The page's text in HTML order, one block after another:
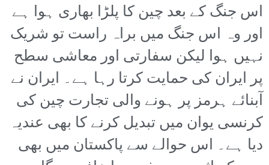
اس جنگ کے بعد چین کا پلڑا بھاری ہوا ہے
اور وہ اس جنگ میں براہ راست تو شریک
نہیں ہوا لیکن سفارتی اور معاشی سطح
پر ایران کی حمایت کرتا رہا ہے۔ ایران نے
آبنائے ہرمز پر ہونے والی تجارت چین کی
کرنسی یوان میں تبدیل کرنے کا بھی عندیہ
دیا ہے۔ اس حوالے سے پاکستان میں بھی